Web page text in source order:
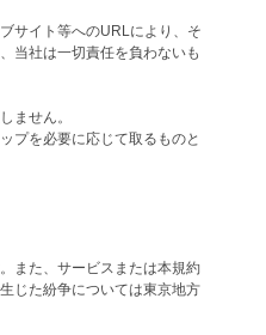
サイト等へのURLにより、そ
当社は一切責任を負わないも
ません。
プを必要に応じて取るものと
また、サービスまたは本規約
じた紛争については東京地方